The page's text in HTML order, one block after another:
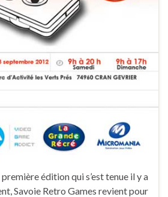
édition qui s’est tenue il y a
Savoie Retro Games revient pour